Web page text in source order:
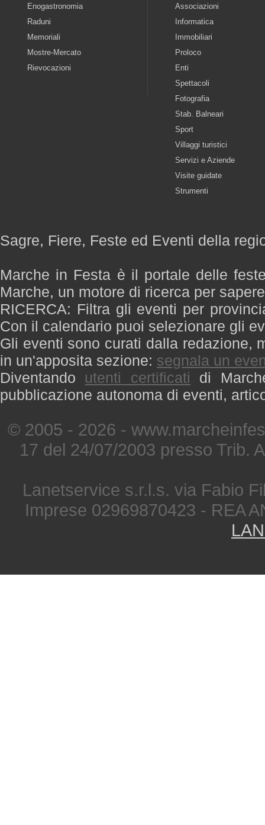
Enogastronomia
Raduni
Memoriali
Mostre-Mercato
Rievocazioni
Associazioni
Informatica
Immobiliari
Proloco
Enti
Spettacoli
Fotografia
Stab. Balneari
Sport
Villaggi turistici
Servizi e Aziende
Visite guidate
Strumenti
Sagre, Fiere, Feste ed Eventi della
Marche in Festa è il portale delle
Marche, un motore di ricerca per
RICERCA: Filtra gli eventi per
Con il calendario puoi selezionare gli
Gli eventi sono curati dalla redazione,
in un'apposita sezione: segnala un
Diventando utenti certificati di
pubblicazione autonoma di eventi,
© 2005 - 2026 -
17 del 24/07/2003 presso Trib.
Lanetservice s.r.l.s. via Fabio
Imprese 02969870423 - REA